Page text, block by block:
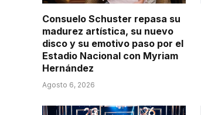
Consuelo Schuster repasa su
madurez artística, su nuevo
disco y su emotivo paso por el
Estadio Nacional con Myriam
Hernández
Agosto 6, 2026